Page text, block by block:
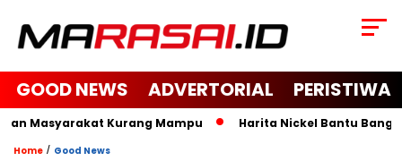
GOOD NEWS ADVERTORIAL PERISTIWA
Masyarakat Kurang Mampu Harita Nickel Bantu Bangun
Home / Good News